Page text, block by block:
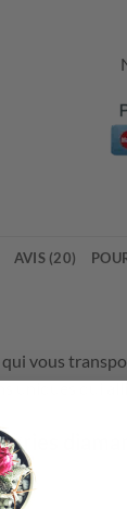
AVIS (20)
qui vous
uniques qui